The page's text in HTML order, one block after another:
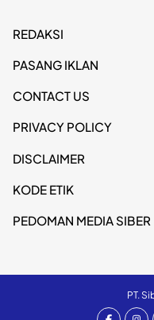
REDAKSI
PASANG IKLAN
CONTACT US
PRIVACY POLICY
DISCLAIMER
KODE ETIK
PEDOMAN MEDIA SIBER
PT.